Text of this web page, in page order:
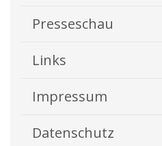
Presseschau
Links
Impressum
Datenschutz